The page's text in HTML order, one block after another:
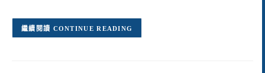
CONTINUE READING